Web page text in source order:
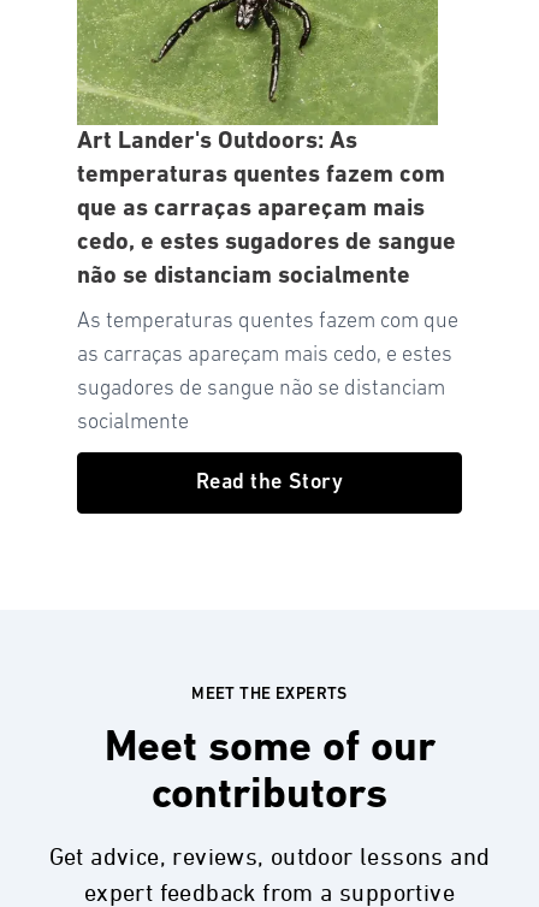
Art Lander's Outdoors: As
temperaturas quentes fazem com
que as carraças apareçam mais
cedo, e estes sugadores de sangue
não se distanciam socialmente
As temperaturas quentes fazem com que
as carraças apareçam mais cedo, e estes
sugadores de sangue não se distanciam
socialmente
Read the Story
MEET THE EXPERTS
Meet some of our
contributors
Get advice, reviews, outdoor lessons and
expert feedback from a supportive